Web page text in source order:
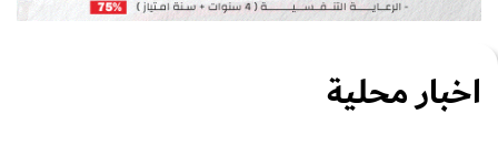
اخبار محلية